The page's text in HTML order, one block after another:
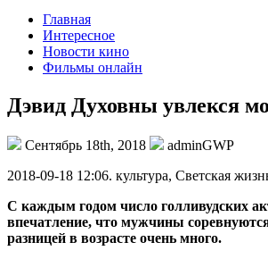
Главная
Интересное
Новости кино
Фильмы онлайн
Дэвид Духовны увлекся
Сентябрь 18th, 2018
adminGWP
2018-09-18 12:06. культурa, Свeтскaя
С каждым годом число голливудских
впечатление, что мужчины
разницей в возрасте очень много.